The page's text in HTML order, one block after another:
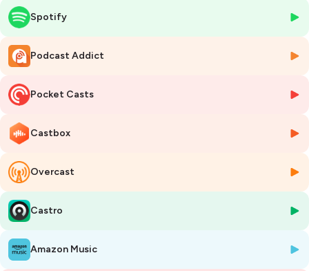
Ressources de l’épisode :
· La page LinkedIn de Fabrice :
https://www.linkedin.com/in/fabricemezieres
· Inspyr :https://www.inspyr.fr/
personality-Types
· Le livre de Fabrice :
"S’épanouir professionnellement - Donner
aux éditions Ellipses
professionnellement-9782340024052.html?
srsltid=AfmBOood5deOyhIPeG1eC04h4pdcMZsouyf9T66N0dBWOL
__GZyKtlsS
***
Si cet épisode t’a plu :
✓ Abonne-toi ! 🔔
✓ Suis-moi sur LinkedIn
✓ Mets 5 ⭐ sur ta plateforme d’écoute
Spotify
Podcast Addict
Pocket Casts
Castbox
Overcast
Castro
Amazon Music